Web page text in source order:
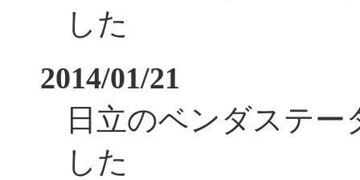
した
2014/01/21
日立のベンダステ
した